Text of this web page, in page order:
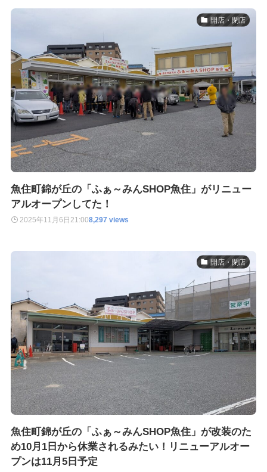
開店・閉店
魚住町錦が丘の「ふぁ～みんSHOP魚住」がリニュー
アルオープンしてた！
2025年11月6日 21:008,297 views
開店・閉店
魚住町錦が丘の「ふぁ～みんSHOP魚住」が改装のた
め10月1日から休業されるみたい！リニューアルオー
プンは11月5日予定